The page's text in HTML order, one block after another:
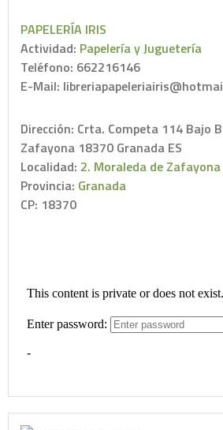
PAPELERÍA IRIS
Actividad: Papelería y Juguetería
Teléfono: 662216146
E-Mail:
Dirección: Crta. Competa 114 Bajo
Zafayona 18370 Granada ES
Localidad: 2. Moraleda de Zafayona
Provincia: Granada
CP: 18370